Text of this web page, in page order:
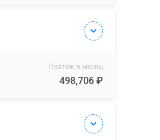
Платеж в месяц
498,706 ₽